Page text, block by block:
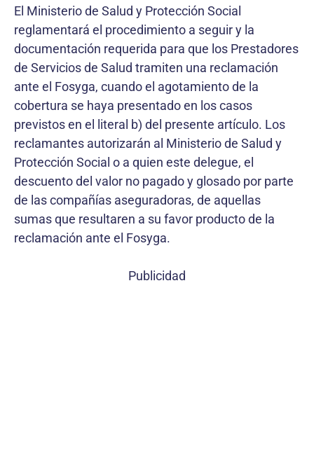
El Ministerio de Salud y Protección Social
reglamentará el procedimiento a seguir y la
documentación requerida para que los Prestadores
de Servicios de Salud tramiten una reclamación
ante el Fosyga, cuando el agotamiento de la
cobertura se haya presentado en los casos
previstos en el literal b) del presente artículo. Los
reclamantes autorizarán al Ministerio de Salud y
Protección Social o a quien este delegue, el
descuento del valor no pagado y glosado por parte
de las compañías aseguradoras, de aquellas
sumas que resultaren a su favor producto de la
reclamación ante el Fosyga.
Publicidad